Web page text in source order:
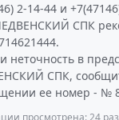
2-14-44 и
СПК
неточность в
СПК,
ее номер - №
просмотрена: 24